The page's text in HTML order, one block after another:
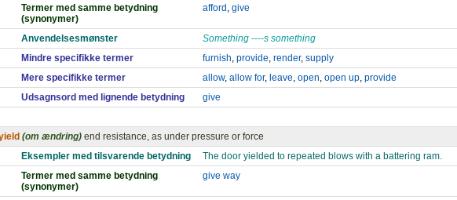
Termer med samme betydning
(synonymer)
afford , give
Anvendelsesmønster
Something ----s something
Mindre specifikke termer
furnish, provide, render, supply
Mere specifikke termer
allow, allow for, leave, open, open up, provide
Udsagnsord med lignende betydning
give
(om ændring) end resistance, as under pressure or force
Eksempler med tilsvarende betydning
The door yielded to repeated blows with a battering ram.
Termer med samme betydning
(synonymer)
give way